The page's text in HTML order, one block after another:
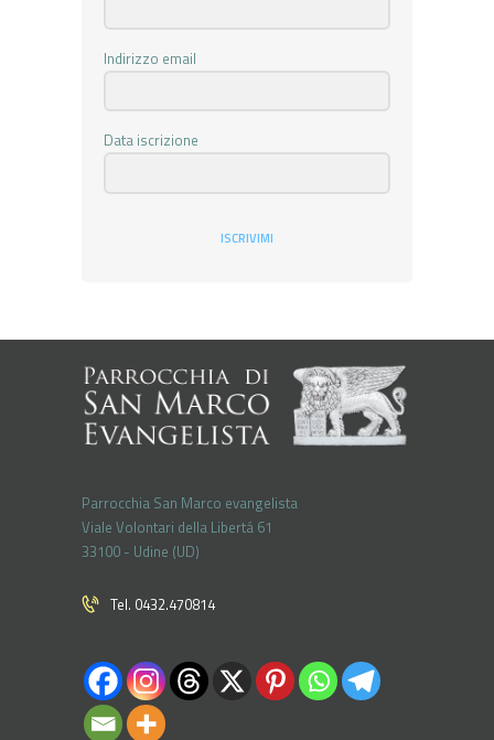
Indirizzo email
Data iscrizione
ISCRIVIMI
Parrocchia San Marco evangelista
Viale Volontari della Libertá 61
33100 - Udine (UD)
Tel. 0432.470814